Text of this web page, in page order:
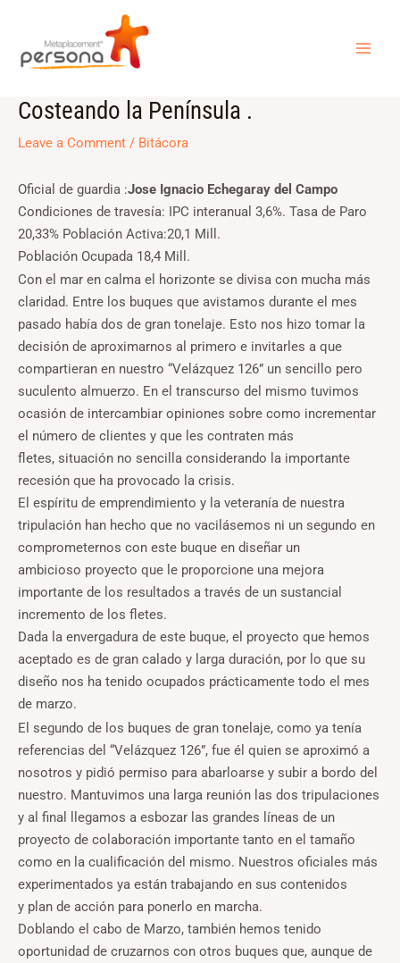
content
Costeando la Península .
Leave a Comment / Bitácora
Oficial de guardia :Jose Ignacio Echegaray del Campo
Condiciones de travesía: IPC interanual 3,6%. Tasa de Paro
20,33% Población Activa:20,1 Mill.
Población Ocupada 18,4 Mill.
Con el mar en calma el horizonte se divisa con mucha más
claridad. Entre los buques que avistamos durante el mes
pasado había dos de gran tonelaje. Esto nos hizo tomar la
decisión de aproximarnos al primero e invitarles a que
compartieran en nuestro “Velázquez 126” un sencillo pero
suculento almuerzo. En el transcurso del mismo tuvimos
ocasión de intercambiar opiniones sobre como incrementar
el número de clientes y que les contraten más
fletes, situación no sencilla considerando la importante
recesión que ha provocado la crisis.
El espíritu de emprendimiento y la veteranía de nuestra
tripulación han hecho que no vacilásemos ni un segundo en
comprometernos con este buque en diseñar un
ambicioso proyecto que le proporcione una mejora
importante de los resultados a través de un sustancial
incremento de los fletes.
Dada la envergadura de este buque, el proyecto que hemos
aceptado es de gran calado y larga duración, por lo que su
diseño nos ha tenido ocupados prácticamente todo el mes
de marzo.
El segundo de los buques de gran tonelaje, como ya tenía
referencias del “Velázquez 126”, fue él quien se aproximó a
nosotros y pidió permiso para abarloarse y subir a bordo del
nuestro. Mantuvimos una larga reunión las dos tripulaciones
y al final llegamos a esbozar las grandes líneas de un
proyecto de colaboración importante tanto en el tamaño
como en la cualificación del mismo. Nuestros oficiales más
experimentados ya están trabajando en sus contenidos
y plan de acción para ponerlo en marcha.
Doblando el cabo de Marzo, también hemos tenido
oportunidad de cruzarnos con otros buques que, aunque de
Post